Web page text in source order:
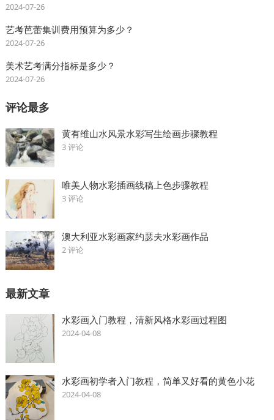
2024-07-26
艺考芭蕾集训费用预算为多少？
2024-07-26
美术艺考满分指标是多少？
2024-07-26
评论最多
黄有维山水风景水彩写生绘画步骤教程
3 评论
唯美人物水彩插画线稿上色步骤教程
3 评论
澳大利亚水彩画家约瑟夫水彩画作品
2 评论
最新文章
水彩画入门教程，清新风格水彩画过程图
2024-04-08
水彩画初学者入门教程，简单又好看的黄色小花
2024-04-08